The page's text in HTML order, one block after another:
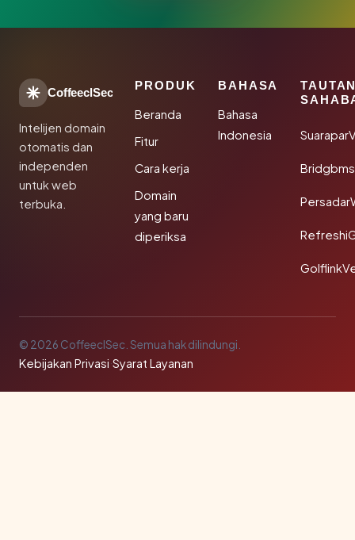
CoffeeclSec
Intelijen domain
otomatis dan
independen
untuk web
terbuka.
PRODUK
Beranda
Fitur
Cara kerja
Domain
yang baru
diperiksa
BAHASA
Bahasa
Indonesia
© 2026 CoffeeclSec. Semua hak dilindungi.
Kebijakan Privasi·Syarat Layanan